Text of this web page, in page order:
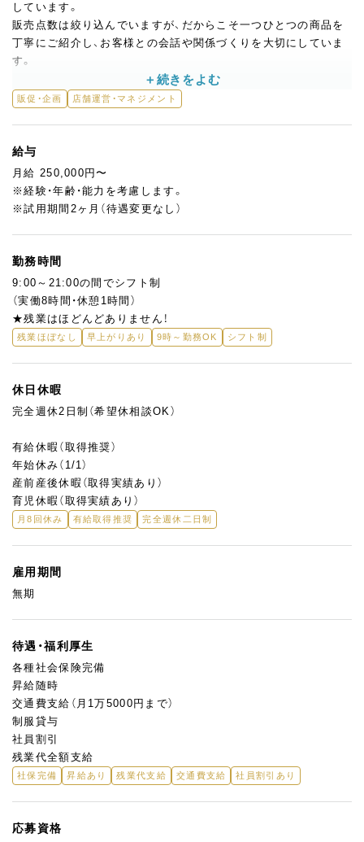
しています。
販売点数は絞り込んでいますが、だからこそ一つひとつの商品を
丁寧にご紹介し、お客様との会話や関係づくりを大切にしていま
す。
＜まずはお任せしたい業務＞
・商品陳列、在庫管理・発注
・本店への商品リクエスト・連携
店舗での基本業務から始めて、少しずつお店の雰囲気や業務の流
洋菓子の販売が未経験の方でも、何らかの接客・販売経験があれば
OK!
しっかりサポートしますのでご安心ください。
＜ゆくゆくは…＞
・アルバイトスタッフの育成・フォロー
・売上状況の確認と商品戦略の企画
・販促スケジュールの立案と実行
・百貨店ご担当者とのやりとり
経験や希望に応じて、店舗運営の中核にも関わっていただけま
ただ販売するだけではなく、お店を「もっと良くする」ための視点
を持ち、動いてくださる方を歓迎しています。
販促・企画 店舗運営・マネジメント
給与
月給 250,000円〜
※経験・年齢・能力を考慮します。
※試用期間2ヶ月（待遇変更なし）
勤務時間
9:00～21:00の間でシフト制
（実働8時間・休憩1時間）
★残業はほどんどありません！
残業ほぼなし 早上がりあり 9時～勤務OK シフト制
休日休暇
完全週休2日制（希望休相談OK）
有給休暇（取得推奨）
年始休み（1/1）
産前産後休暇（取得実績あり）
育児休暇（取得実績あり）
月8回休み 有給取得推奨 完全週休二日制
雇用期間
無期
待遇・福利厚生
各種社会保険完備
昇給随時
交通費支給（月1万5000円まで）
制服貸与
社員割引
残業代全額支給
社保完備 昇給あり 残業代支給 交通費支給 社員割引あり
応募資格